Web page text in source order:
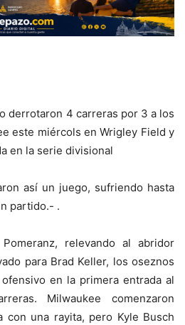
derrotaron 4 carreras por 3 a los
este miércols en Wrigley Field y
en la serie divisional
así un juego, sufriendo hasta
partido.- .
relevando al abridor
para Brad Keller, los oseznos
en la primera entrada al
Milwaukee comenzaron
con una rayita, pero Kyle Busch